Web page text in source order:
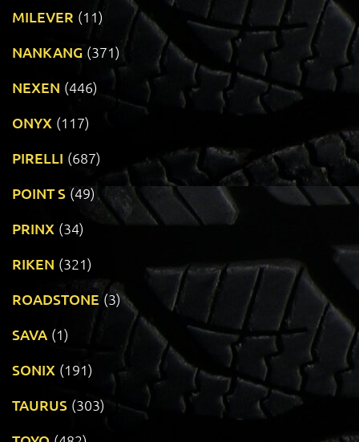
MILEVER (11)
NANKANG (371)
NEXEN (446)
ONYX (117)
PIRELLI (687)
POINT S (49)
PRINX (34)
RIKEN (321)
ROADSTONE (3)
SAVA (1)
SONIX (191)
TAURUS (303)